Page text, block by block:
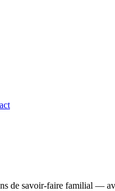
de savoir-faire familial —